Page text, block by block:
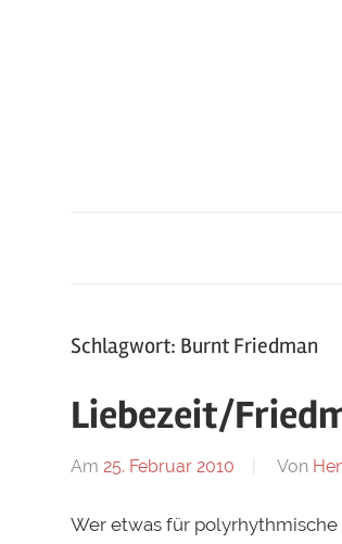
Schlagwort: Burnt Friedman
Liebezeit/
Am 25. Februar 2010 Von
Wer etwas für